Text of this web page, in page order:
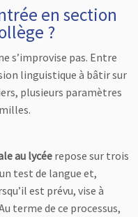
en section
?
s’improvise pas. Entre
linguistique à bâtir sur
plusieurs paramètres
au lycée repose sur trois
test de langue et,
est prévu, vise à
terme de ce processus,